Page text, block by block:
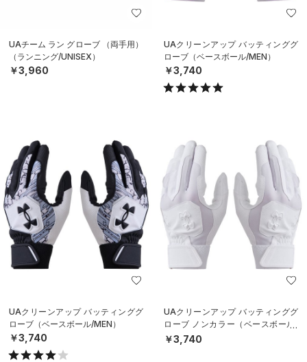
UAチーム ラン グローブ （両手用）
（ランニング/UNISEX）
￥3,960
UAクリーンアップ バッティンググ
ローブ（ベースボール/MEN）
￥3,740
UAクリーンアップ バッティンググ
ローブ（ベースボール/MEN）
￥3,740
UAクリーンアップ バッティンググ
ローブ ノンカラー（ベースボール/
MEN）
￥3,740